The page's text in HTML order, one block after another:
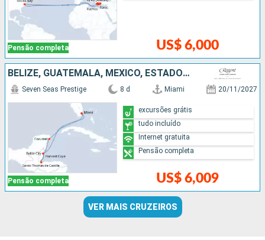
Pensão completa US$ 6,000
BELIZE, GUATEMALA, MÉXICO, ESTADOS UNIDOS
Pensão completa
Seven Seas Prestige 8 d Miami 20/11/2027
US$ 6,009
excursões grátis
tudo incluído
Internet gratuita
Pensão completa
VER MAIS CRUZEIROS